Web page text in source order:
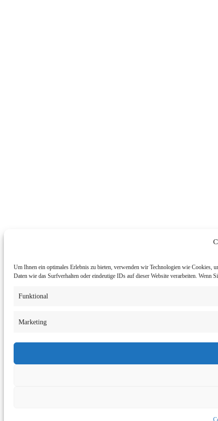
Um Ihnen ein optimales Erlebnis zu bieten, verwenden wir Technologien wie Cookies,
Daten wie das Surfverhalten oder eindeutige IDs auf dieser Website verarbeiten.
Funktional
Marketing